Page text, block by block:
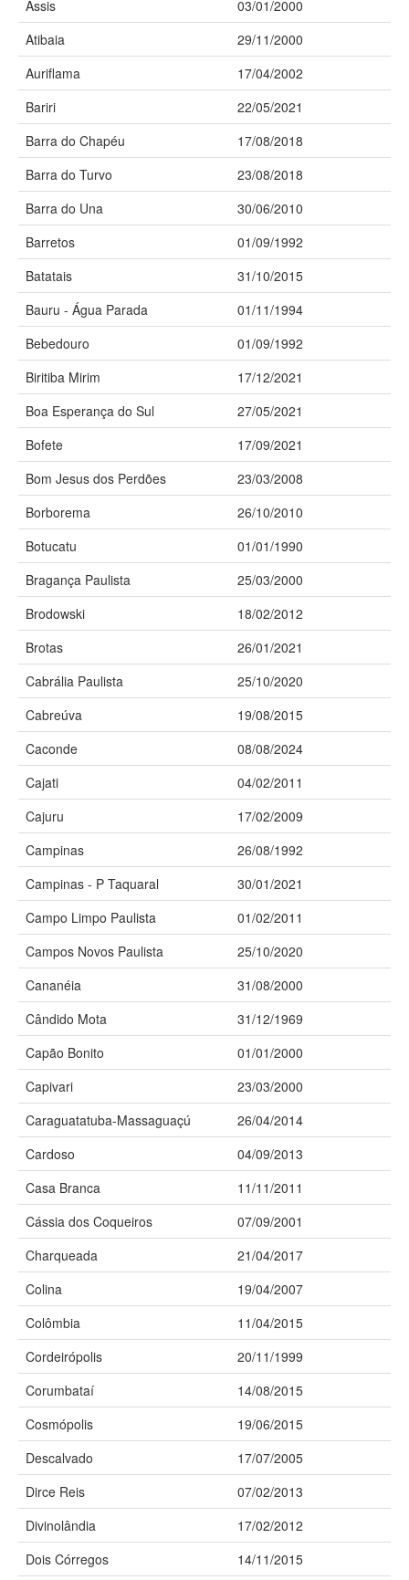
Assis
03/01/2000
Atibaia
29/11/2000
Auriflama
17/04/2002
Bariri
22/05/2021
Barra do Chapéu
17/08/2018
Barra do Turvo
23/08/2018
Barra do Una
30/06/2010
Barretos
01/09/1992
Batatais
31/10/2015
Bauru - Água Parada
01/11/1994
Bebedouro
01/09/1992
Biritiba Mirim
17/12/2021
Boa Esperança do Sul
27/05/2021
Bofete
17/09/2021
Bom Jesus dos Perdões
23/03/2008
Borborema
26/10/2010
Botucatu
01/01/1990
Bragança Paulista
25/03/2000
Brodowski
18/02/2012
Brotas
26/01/2021
Cabrália Paulista
25/10/2020
Cabreúva
19/08/2015
Caconde
08/08/2024
Cajati
04/02/2011
Cajuru
17/02/2009
Campinas
26/08/1992
Campinas - P Taquaral
30/01/2021
Campo Limpo Paulista
01/02/2011
Campos Novos Paulista
25/10/2020
Cananéia
31/08/2000
Cândido Mota
31/12/1969
Capão Bonito
01/01/2000
Capivari
23/03/2000
Caraguatatuba-Massaguaçú
26/04/2014
Cardoso
04/09/2013
Casa Branca
11/11/2011
Cássia dos Coqueiros
07/09/2001
Charqueada
21/04/2017
Colina
19/04/2007
Colômbia
11/04/2015
Cordeirópolis
20/11/1999
Corumbataí
14/08/2015
Cosmópolis
19/06/2015
Descalvado
17/07/2005
Dirce Reis
07/02/2013
Divinolândia
17/02/2012
Dois Córregos
14/11/2015